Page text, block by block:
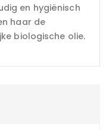
en hygiënisch
haar de
biologische olie.